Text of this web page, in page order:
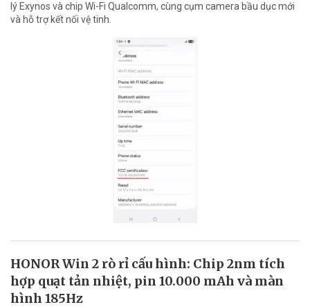
lý Exynos và chip Wi-Fi Qualcomm, cùng cụm camera bầu dục mới
và hỗ trợ kết nối vệ tinh.
HONOR Win 2 rò rỉ cấu hình: Chip 2nm tích
hợp quạt tản nhiệt, pin 10.000 mAh và màn
hình 185Hz